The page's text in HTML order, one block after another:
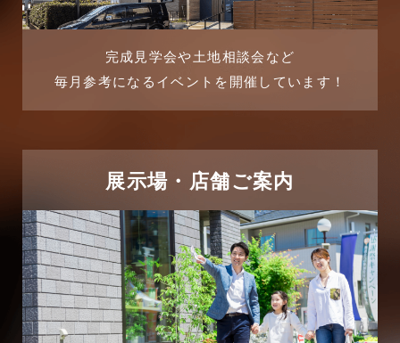
完成見学会や土地相談会など
毎月参考になるイベントを開催しています！
展示場・店舗ご案内